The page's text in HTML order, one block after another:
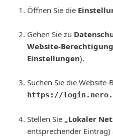
Öffnen Sie die
Gehen Sie zu
Website-
Einstellungen).
Suchen Sie die
https://
Stellen Sie „Lokaler
entsprechender Eintrag)